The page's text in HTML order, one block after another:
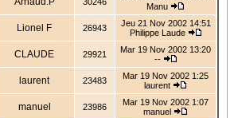
Manu
Lionel F 26943
Jeu 21 Nov 2002 14:51
Philippe Laude
CLAUDE 29921
Mar 19 Nov 2002 13:20
--
laurent 23483
Mar 19 Nov 2002 1:25
laurent
manuel 23986
Mar 19 Nov 2002 1:07
manuel